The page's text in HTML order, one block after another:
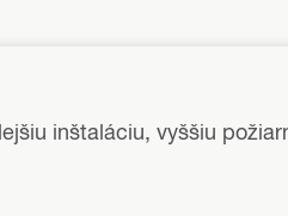
inštaláciu, vyššiu